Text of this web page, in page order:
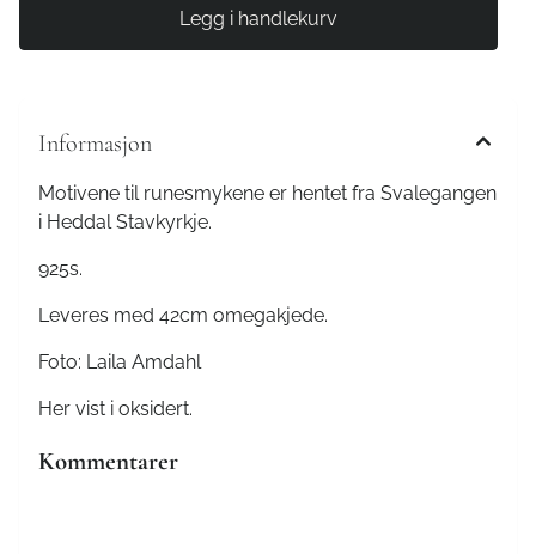
Informasjon
Motivene til runesmykene er hentet fra Svalegangen
i Heddal Stavkyrkje.
925s.
Leveres med 42cm omegakjede.
Foto: Laila Amdahl
Her vist i oksidert.
Kommentarer